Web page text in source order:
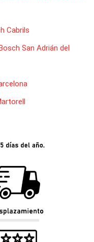
Cabrils
San Adrián del